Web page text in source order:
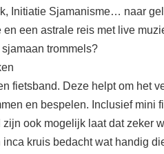
Initiatie Sjamanisme… naar
een astrale reis met live
trommels?
fietsband. Deze helpt om het
en bespelen. Inclusief mini
ook mogelijk laat dat zeker
kruis bedacht wat handig